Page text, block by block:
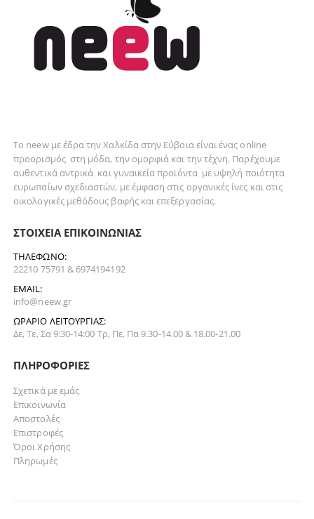
Το neew με έδρα την Xαλκίδα στην Εύβοια είναι ένας online
προορισμός στη μόδα, τηνομορφιά και τηντέχνη. Παρέχουμε
αυθεντικά αντρικά και γυναικεία προϊόντα με υψηλή ποιότητα
ευρωπαίων σχεδιαστών, με έμφαση στις οργανικές ίνες και στις
οικολογικές μεθόδους βαφής και επεξεργασίας.
ΣΤΟΙΧΕΊΑ ΕΠΙΚΟΙΝΩΝΊΑΣ
ΤΗΛΈΦΩΝΟ:
22210 75791 & 6974194192
EMAIL:
info@neew.gr
ΩΡΆΡΙΟ ΛΕΙΤΟΥΡΓΊΑΣ:
Δε, Τε, Σα 9:30-14:00 Τρ, Πε, Πα 9.30-14.00 & 18.00-21.00
ΠΛΗΡΟΦΟΡΊΕΣ
Σχετικά με εμάς
Επικοινωνία
Αποστολές
Επιστροφές
Όροι Χρήσης
Πληρωμές